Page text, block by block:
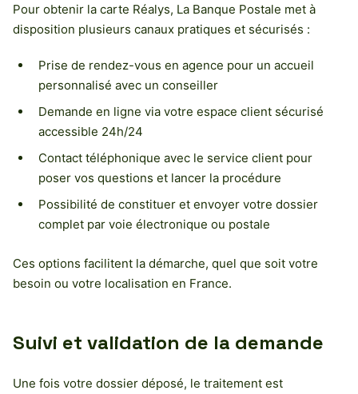
Pour obtenir la carte Réalys, La Banque Postale met à
disposition plusieurs canaux pratiques et sécurisés :
Prise de rendez-vous en agence pour un accueil
personnalisé avec un conseiller
Demande en ligne via votre espace client sécurisé
accessible 24h/24
Contact téléphonique avec le service client pour
poser vos questions et lancer la procédure
Possibilité de constituer et envoyer votre dossier
complet par voie électronique ou postale
Ces options facilitent la démarche, quel que soit votre
besoin ou votre localisation en France.
Suivi et validation de la demande
Une fois votre dossier déposé, le traitement est